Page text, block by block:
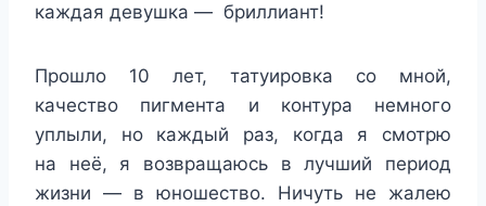
каждая девушка — бриллиант!
Прошло 10 лет, татуировка со мной,
качество пигмента и контура немного
уплыли, но каждый раз, когда я смотрю
на неё, я возвращаюсь в лучший период
жизни — в юношество. Ничуть не жалею